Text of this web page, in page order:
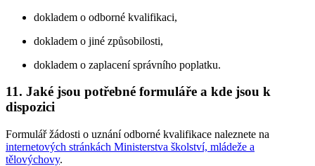
dokladem o odborné kvalifikaci,
dokladem o jiné způsobilosti,
dokladem o zaplacení správního poplatku.
11. Jaké jsou potřebné formuláře a kde jsou k
dispozici
Formulář žádosti o uznání odborné kvalifikace naleznete na
internetových stránkách Ministerstva školství, mládeže a
tělovýchovy.